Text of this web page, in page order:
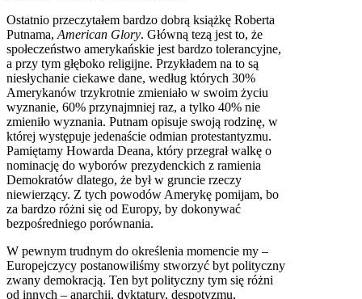
Ostatnio przeczytałem bardzo dobrą książkę Roberta
Putnama, American Glory. Główną tezą jest to, że
społeczeństwo amerykańskie jest bardzo tolerancyjne,
a przy tym głęboko religijne. Przykładem na to są
niesłychanie ciekawe dane, według których 30%
Amerykanów trzykrotnie zmieniało w swoim życiu
wyznanie, 60% przynajmniej raz, a tylko 40% nie
zmieniło wyznania. Putnam opisuje swoją rodzinę, w
której występuje jedenaście odmian protestantyzmu.
Pamiętamy Howarda Deana, który przegrał walkę o
nominację do wyborów prezydenckich z ramienia
Demokratów dlatego, że był w gruncie rzeczy
niewierzący. Z tych powodów Amerykę pomijam, bo
za bardzo różni się od Europy, by dokonywać
bezpośredniego porównania.
W pewnym trudnym do określenia momencie my –
Europejczycy postanowiliśmy stworzyć byt polityczny
zwany demokracją. Ten byt polityczny tym się różni
od innych – anarchii, dyktatury, despotyzmu,